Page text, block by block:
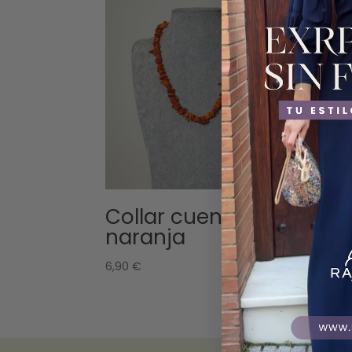
Collar cuentas
naranja
6,90 €